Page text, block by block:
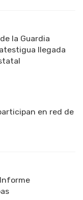
la Guardia
llegada
en red de